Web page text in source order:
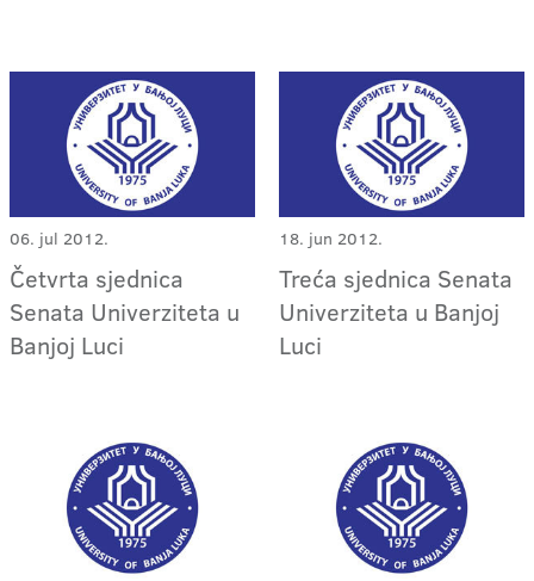
06. jul 2012.
Četvrta sjednica
Senata Univerziteta u
Banjoj Luci
18. jun 2012.
Treća sjednica Senata
Univerziteta u Banjoj
Luci